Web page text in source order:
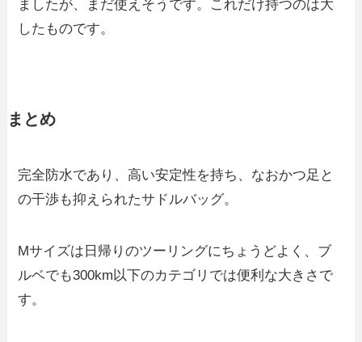
ましたが、まだ使えそうです。これだけ持つのは大
したものです。
まとめ
完全防水であり、高い安定性を持ち、なおかつ足と
の干渉も抑えられたサドルバッグ。
Mサイズは日帰りのツーリングにちょうどよく、ブ
ルベでも300km以下のカテゴリでは便利な大きさで
す。